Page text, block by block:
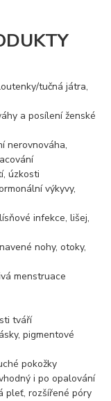
tučná játra,
a posílení ženské
nerovnováha,
úzkosti
výkyvy,
infekce, lišej,
nohy, otoky,
menstruace
tváří
pigmentové
pokožky
i po opalování
pleť, rozšířené póry